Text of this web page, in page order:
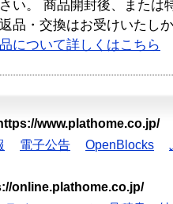
い。 商品開封後、または
品・交換はお受けいたし
について詳しくはこちら
www.plathome.co.jp/
電子公告 OpenBlocks
online.plathome.co.jp/